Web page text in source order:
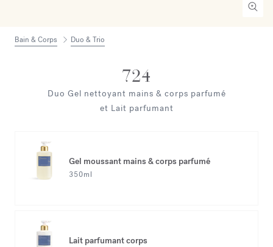
Bain & Corps Duo & Trio
724
Duo Gel nettoyant mains & corps parfumé
et Lait parfumant
Gel moussant mains & corps parfumé
350ml
Lait parfumant corps